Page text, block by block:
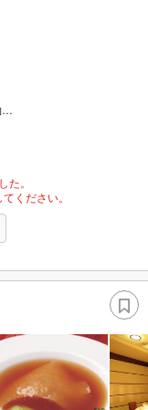
…
。
ください。